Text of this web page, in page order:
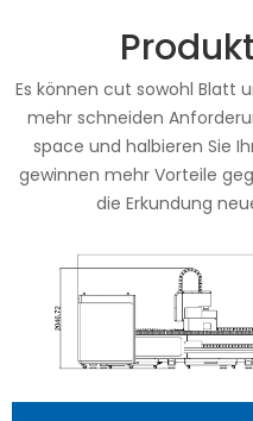
Es können cut sowohl Blatt
mehr schneiden
space und halbieren Sie
gewinnen mehr Vorteile
die Erkundung